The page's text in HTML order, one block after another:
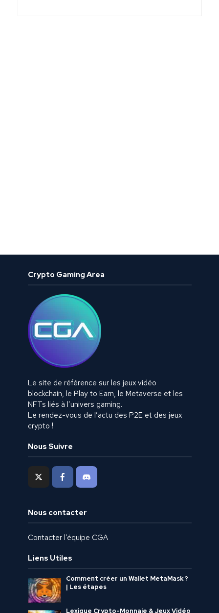
Crypto Gaming Area
Le site de référence sur les jeux vidéo
blockchain, le Play to Earn, le Metaverse et les
NFTs liés à l’univers gaming.
Le rendez-vous de l’actu des P2E et des jeux
crypto !
Nous Suivre
Nous contacter
Contacter l’équipe CGA
Liens Utiles
Comment créer un Wallet MetaMask ?
| Les étapes
Lexique Crypto-Monnaie & Jeux Vidéo